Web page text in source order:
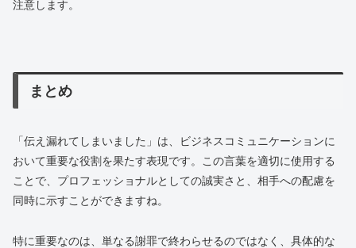
注意します。
まとめ
「伝え漏れてしまいました」は、ビジネスコミュニケーションに
おいて重要な役割を果たす表現です。この言葉を適切に使用する
ことで、プロフェッショナルとしての誠実さと、相手への配慮を
同時に示すことができますね。
特に重要なのは、単なる謝罪で終わらせるのではなく、具体的な